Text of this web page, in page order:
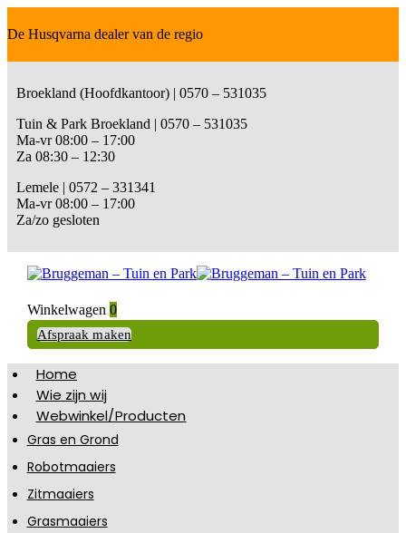
De Husqvarna dealer van de regio
Broekland (Hoofdkantoor) | 0570 – 531035
Tuin & Park Broekland | 0570 – 531035
Ma-vr 08:00 – 17:00
Za 08:30 – 12:30
Lemele | 0572 – 331341
Ma-vr 08:00 – 17:00
Za/zo gesloten
Winkelwagen 0
Afspraak maken
Home
Wie zijn wij
Webwinkel/Producten
Gras en Grond
Robotmaaiers
Zitmaaiers
Grasmaaiers